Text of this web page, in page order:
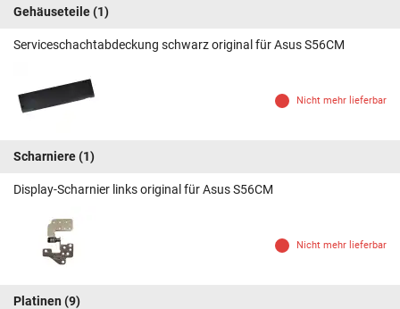
Gehäuseteile(1)
Serviceschachtabdeckung schwarz original für Asus S56CM
Nicht mehr lieferbar
Scharniere(1)
Display-Scharnier links original für Asus S56CM
Nicht mehr lieferbar
Platinen (9)